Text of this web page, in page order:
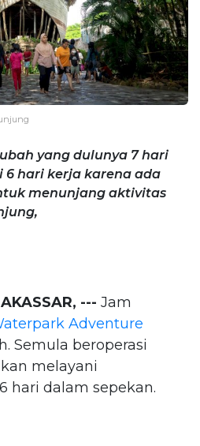
yang dulunya 7 hari
hari kerja karena ada
menunjang aktivitas
--- Jam
Adventure
Semula beroperasi
melayani
hari dalam sepekan.